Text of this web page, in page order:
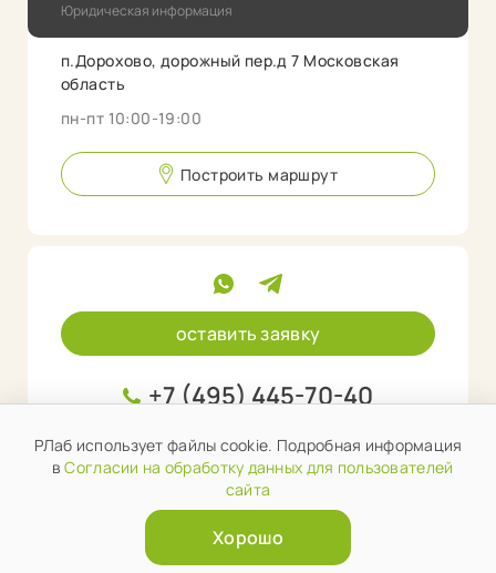
Юридическая информация
п.Дорохово, дорожный пер.д 7 Московская
область
пн-пт 10:00-19:00
Построить маршрут
оставить заявку
+7 (495) 445-70-40
info@rlab.store
РЛаб использует файлы cookie. Подробная информация
вСогласии на обработку данных для пользователей
сайта
Хорошо